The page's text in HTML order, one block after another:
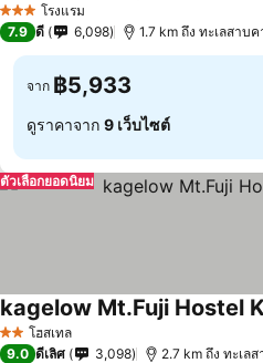
3 ดาว โรงแรม
7.9 ดี 6,098 1.7 km ถึง ทะเลสาบ
จาก ฿5,933
ดูราคาจาก 9 เว็บไซต์
ตัวเลือกยอดนิยม
2 ดาวโฮสเทล
kagelow Mt.Fuji Hostel
9.0 ดีเลิศ 3,098 2.7 km ถึง ทะเล